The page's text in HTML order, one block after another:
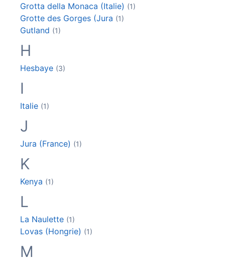
Grotta della Monaca (Italie) (1)
Grotte des Gorges (Jura (1)
Gutland (1)
H
Hesbaye (3)
I
Italie (1)
J
Jura (France) (1)
K
Kenya (1)
L
La Naulette (1)
Lovas (Hongrie) (1)
M